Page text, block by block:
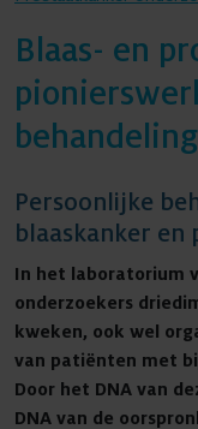
Blaas- en
behandeling
Persoonlijke
blaaskanker en
In het laboratorium
onderzoekers
kweken, ook wel
van patiënten met
Door het DNA van
DNA van de
Agenda
Nieuws
Contact